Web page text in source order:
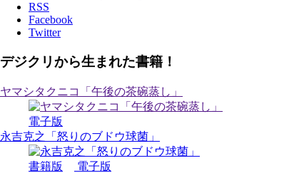
RSS
Facebook
Twitter
デジクリから生まれた書籍！
ヤマシタクニコ「午後の茶碗蒸し」
電子版
永吉克之「怒りのブドウ球菌」
書籍版
電子版